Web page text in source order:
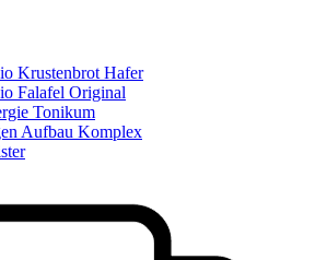
Krustenbrot Hafer
Falafel Original
Tonikum
Aufbau Komplex